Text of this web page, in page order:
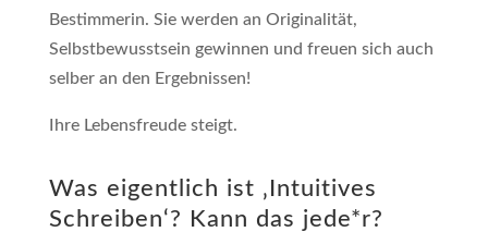
Bestimmerin. Sie werden an Originalität,
Selbstbewusstsein gewinnen und freuen sich auch
selber an den Ergebnissen!
Ihre Lebensfreude steigt.
Was eigentlich ist ‚Intuitives
Schreiben‘? Kann das jede*r?